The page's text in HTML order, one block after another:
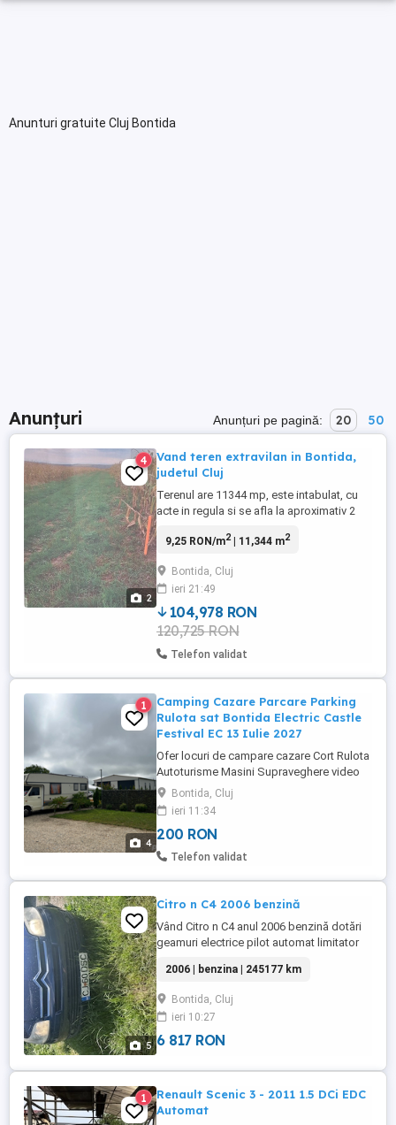
Anunturi gratuite Cluj Bontida
Anunțuri Anunțuri pe pagină: 20 50
2
4
Vand teren extravilan in Bontida,
judetul Cluj
Terenul are 11344 mp, este intabulat, cu
acte in regula si se afla la aproximativ 2
9,25 RON/m2| 11,344 m2
Bontida, Cluj
ieri 21:49
104,978 RON
120,725 RON
Telefon validat
4
1
Camping Cazare Parcare Parking
Rulota sat Bontida Electric Castle
Festival EC 13 Iulie 2027
Ofer locuri de campare cazare Cort Rulota
Autoturisme Masini Supraveghere video
Situat la 3 minute de castel (150m)
Bontida, Cluj
ieri 11:34
200 RON
Telefon validat
5
Citro n C4 2006 benzină
Vând Citro n C4 anul 2006 benzină dotări
geamuri electrice pilot automat limitator
geamuri copii spate distribuție nouă
ambreiaj nou telescoape noi tip asigurare
rovinietă până anul viitor
2006 | benzina | 245177 km
Bontida, Cluj
ieri 10:27
6 817 RON
1
Renault Scenic 3 - 2011 1.5 DCi EDC
Automat